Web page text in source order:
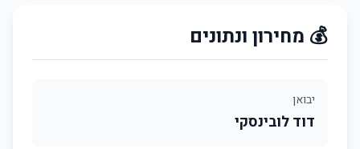
💰 מחירון ונתונים
יבואן
דוד לובינסקי